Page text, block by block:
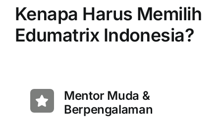
Kenapa Harus Memilih
Edumatrix Indonesia?
Mentor Muda &
Berpengalaman